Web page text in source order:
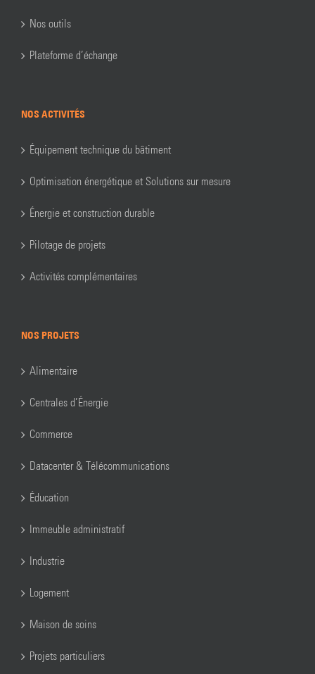
Nos outils
Plateforme d’échange
NOS ACTIVITÉS
Équipement technique du bâtiment
Optimisation énergétique et Solutions sur mesure
Énergie et construction durable
Pilotage de projets
Activités complémentaires
NOS PROJETS
Alimentaire
Centrales d’Énergie
Commerce
Datacenter & Télécommunications
Éducation
Immeuble administratif
Industrie
Logement
Maison de soins
Projets particuliers